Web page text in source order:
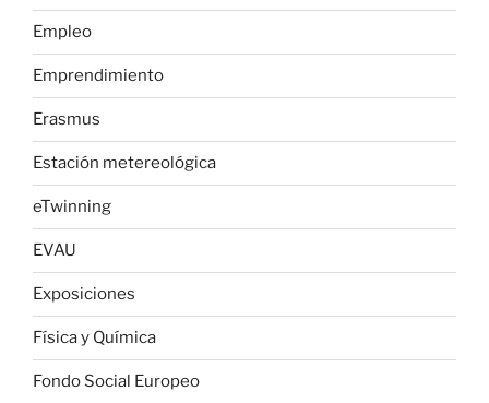
Empleo
Emprendimiento
Erasmus
Estación metereológica
eTwinning
EVAU
Exposiciones
Física y Química
Fondo Social Europeo